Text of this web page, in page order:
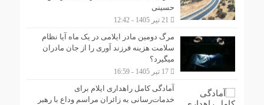
حسینی
مرگ دومین مادر ایلامی در یک ماه آیا نظام
سلامت هزینه فرزند آوری را از جان مادران
میگیرد؟
17 تیر 1405 - 16:59
آمادگی کامل راهداری ایلام برای
خدمات‌رسانی به زائران مراسم وداع با رهبر